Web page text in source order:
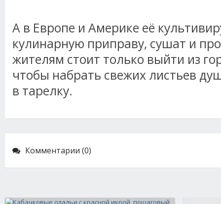
А в Европе и Америке её
кулинарную приправу, сушат и
жителям стоит только выйти из
чтобы набрать свежих листьев
в тарелку.
Комментарии (0)